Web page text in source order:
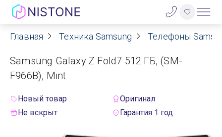
Акции
О нас
Договор оферты
Главная Техника Samsung Телефоны
Samsung Galaxy Z Fold7 512 ГБ, (SM-
F966B), Mint
Новый товар
Оригинал
Не вскрыт
Гарантия 1 год